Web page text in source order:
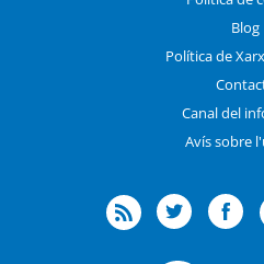
Blog
Política de
Canal del
Avís sobre